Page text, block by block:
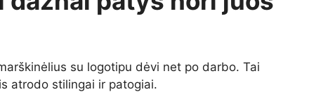
su logotipu dėvi net po darbo. Tai
atrodo stilingai ir patogiai.